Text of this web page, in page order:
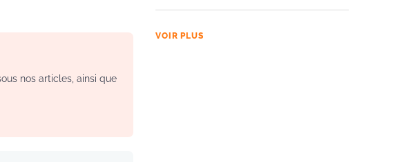
nos articles, ainsi que
VOIR PLUS